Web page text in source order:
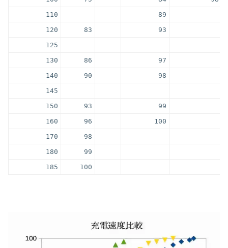
110
89
120
83
93
125
130
86
97
140
90
98
145
150
93
99
160
96
100
170
98
180
99
185
100